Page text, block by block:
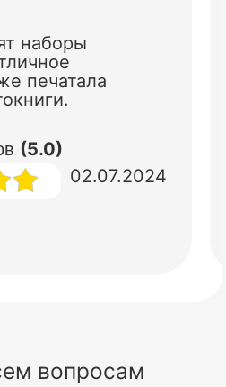
(5.0)
наборы
печатала
02.07.2024
вопросам